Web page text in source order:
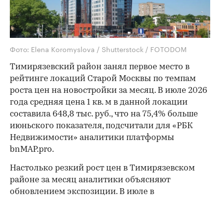
Фото: Elena Koromyslova / Shutterstock / FOTODOM
Тимирязевский район занял первое место в
рейтинге локаций Старой Москвы по темпам
роста цен на новостройки за месяц. В июле 2026
года средняя цена 1 кв. м в данной локации
составила 648,8 тыс. руб., что на 75,4% больше
июньского показателя, подсчитали для «РБК
Недвижимости» аналитики платформы
bnMAP.pro.
Настолько резкий рост цен в Тимирязевском
районе за месяц аналитики объясняют
обновлением экспозиции. В июле в